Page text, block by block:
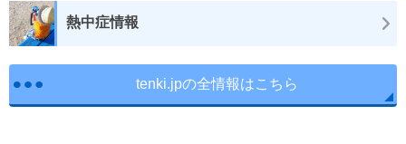
熱中症情報
tenki.jpの全情報はこちら